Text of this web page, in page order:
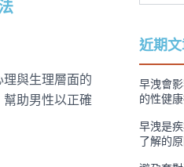
與生理層面的
助男性以正確
近期文
早洩會
的性健
早洩是
了解的